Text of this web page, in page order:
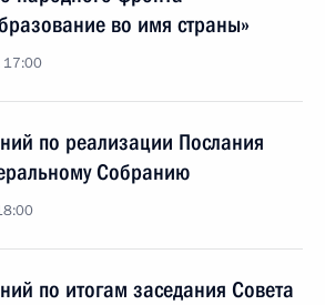
во имя страны»
17:00
по реализации Послания
Собранию
по итогам заседания Совета